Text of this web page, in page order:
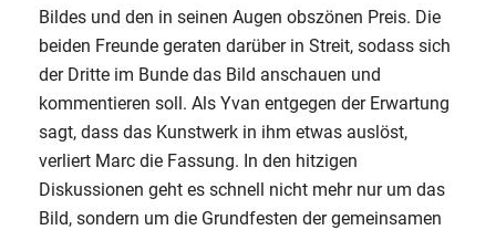
Bildes und den in seinen Augen obszönen Preis. Die
beiden Freunde geraten darüber in Streit, sodass sich
der Dritte im Bunde das Bild anschauen und
kommentieren soll. Als Yvan entgegen der Erwartung
sagt, dass das Kunstwerk in ihm etwas auslöst,
verliert Marc die Fassung. In den hitzigen
Diskussionen geht es schnell nicht mehr nur um das
Bild, sondern um die Grundfesten der gemeinsamen